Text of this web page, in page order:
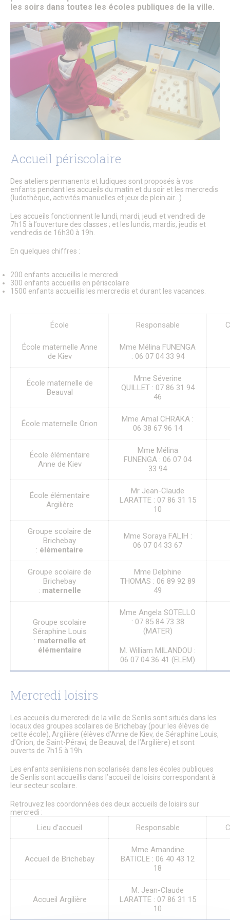
Patrimoine architectural
Les journées Européennes du Patrimoine
Le Sentier des Faubourgs de Senlis
Senlis, ville de Cinéma – Infos pratiques
Fonds de dotation
Senlis, ville connectée
Senlis sur internet et sur les réseaux sociaux
Application officielle de la ville
Kiosques
Senlis Ensemble
FOCUS – Le Pays d’Art et d’Histoire
Musées de Senlis – Guide d’activités
PARCOURS – Sur les traces de la Grande Guerre
Lettre aux Senlisiens
Signaler un problème de distribution
LA MAIRIE
Le Maire
Les élus
Vie de la municipalité
Le Conseil Municipal
Finances
Proximité et vie des quartiers
Senlis soutient le GHPSO
Soutien aux Ukrainiens
Les cérémonies des Vœux
Senlis, ville en projets
Pôle d’Échange Multimodal (PEM)
Restauration du Château Royal de Senlis
Voyage au temps des premiers Rois de France
Le site d’Ordener
Action Cœur de Ville
L’ÉcoQuartier de la Gare – le chantier
L’ÉcoQuartier de la Gare – genèse du projet
Programmation des fonds européens – ITI
La Maison de la Petite Enfance
Citoyenneté – État Civil
Élections
Label Marianne
Cimetières et nécropole nationale
Recensement militaire
Mes démarches
Sport
Urbanisme
Les permanences de médiation
Les permanences de médiation
Le Conciliateur de justice
Numéros d’urgence & contacts utiles
Emploi & Stages
Énergie & Environnement
Alerte sécheresse
Plan de Prévention du Bruit dans L’Environnement
GEMAPI
Les Zones d’Accélération des Énergies Renouvelables
Amélioration de l’habitat – Maison de l’habitat et des
projets
Signalements
Enquêtes publiques en cours
Enquêtes publiques closes
Urbanisme
Plan de Sauvegarde et de Mise en Valeur
Aire de mise en Valeur de l’Architecture et du Patrimoine
Logement
les soirs dans toutes les écoles publiques de la ville.
Accueil périscolaire
Des ateliers permanents et ludiques sont proposés à vos
enfants pendant les accueils du matin et du soir et les mercredis
(ludothèque, activités manuelles et jeux de plein air…)
Les accueils fonctionnent le lundi, mardi, jeudi et vendredi de
7h15 à l’ouverture des classes ; et les lundis, mardis, jeudis et
vendredis de 16h30 à 19h.
En quelques chiffres :
200 enfants accueillis le mercredi
300 enfants accueillis en périscolaire
1500 enfants accueillis les mercredis et durant les vacances.
École Responsable
École maternelle Anne
de Kiev
Mme Mélina FUNENGA
: 06 07 04 33 94
École maternelle de
Beauval
Mme Séverine
QUILLET : 07 86 31 94
46
École maternelle Orion
Mme Amal CHRAKA :
06 38 67 96 14
École élémentaire
Anne de Kiev
Mme Mélina
FUNENGA : 06 07 04
33 94
École élémentaire
Argilière
Mr Jean-Claude
LARATTE : 07 86 31 15
10
Groupe scolaire de
Brichebay
: élémentaire
Mme Soraya FALIH :
06 07 04 33 67
Groupe scolaire de
Brichebay
: maternelle
Mme Delphine
THOMAS : 06 89 92 89
49
Groupe scolaire
Séraphine Louis
: maternelle et
élémentaire
Mme Angela SOTELLO
: 07 85 84 73 38
(MATER)
M. William MILANDOU :
06 07 04 36 41 (ELEM)
Mercredi loisirs
Les accueils du mercredi de la ville de Senlis sont situés dans les
locaux des groupes scolaires de Brichebay (pour les élèves de
cette école), Argilière (élèves d’Anne de Kiev, de Séraphine Louis,
d’Orion, de Saint-Péravi, de Beauval, de l’Argilière) et sont
ouverts de 7h15 à 19h.
Les enfants senlisiens non scolarisés dans les écoles publiques
de Senlis sont accueillis dans l’accueil de loisirs correspondant à
leur secteur scolaire.
Retrouvez les coordonnées des deux accueils de loisirs sur
mercredi :
Lieu d’accueil Responsable
Accueil de Brichebay
Mme Amandine
BATICLE : 06 40 43 12
18
Accueil Argilière
M. Jean-Claude
LARATTE : 07 86 31 15
10